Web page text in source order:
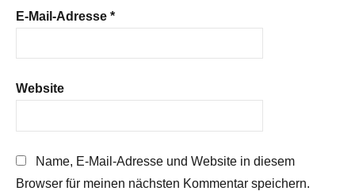
E-Mail-Adresse *
Website
Name, E-Mail-Adresse und Website in diesem
Browser für meinen nächsten Kommentar speichern.